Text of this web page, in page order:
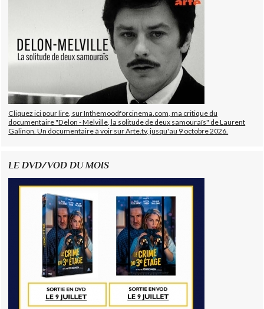
Cliquez ici pour lire, sur Inthemoodforcinema.com, ma critique du
documentaire "Delon - Melville, la solitude de deux samouraïs" de Laurent
Galinon. Un documentaire à voir sur Arte.tv, jusqu'au 9 octobre 2026.
LE DVD/VOD DU MOIS